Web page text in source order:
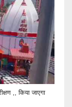
,, किया जाएगा